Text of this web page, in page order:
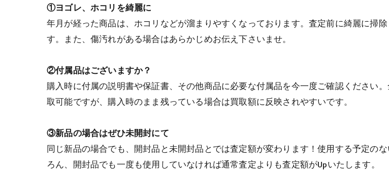
①ヨゴレ、ホコリを綺麗に
年月が経った商品は、ホコリなどが溜まりやすくなっております。査定前に綺麗に掃
す。また、傷汚れがある場合はあらかじめお伝え下さいませ。
②付属品はございますか？
購入時に付属の説明書や保証書、その他商品に必要な付属品を今一度ご確認ください
取可能ですが、購入時のまま残っている場合は買取額に反映されやすいです。
③新品の場合はぜひ未開封にて
同じ新品の場合でも、開封品と未開封品とでは査定額が変わります！使用する予定の
ろん、開封品でも一度も使用していなければ通常査定よりも査定額がUpいたします。